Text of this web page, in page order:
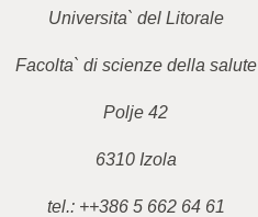
Universita` del Litorale
Facolta` di scienze della salute
Polje 42
6310 Izola
tel.: ++386 5 662 64 61